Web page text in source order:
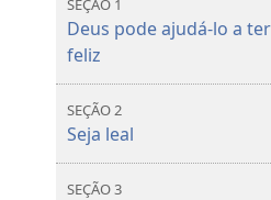
Família
Feliz!
SEÇÃO 1
Deus pode ajudá-lo a
feliz
SEÇÃO 2
Seja leal
SEÇÃO 3